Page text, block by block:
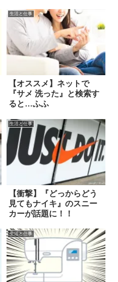
生活と仕事
【オススメ】ネットで
『サメ 洗った』と検索す
ると…ふふ
生活と仕事
【衝撃】『どっからどう
見てもナイキ』のスニー
カーが話題に！！
生活と仕事